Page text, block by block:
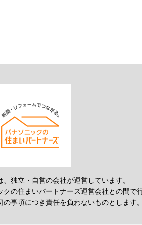
独立・自営の会社が運営しています。
の住まいパートナーズ運営会社との間で
事項につき責任を負わないものとします。